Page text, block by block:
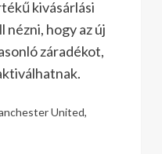
kivásárlási
nézni, hogy az új
záradékot,
United,